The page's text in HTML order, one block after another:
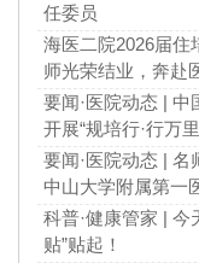
任委员
海医二院2026届
师光荣结业，奔赴
要闻·医院动态 |
开展“规培行·行万
要闻·医院动态 |
中山大学附属第一
指导
科普·健康管家 | 今
贴”贴起！